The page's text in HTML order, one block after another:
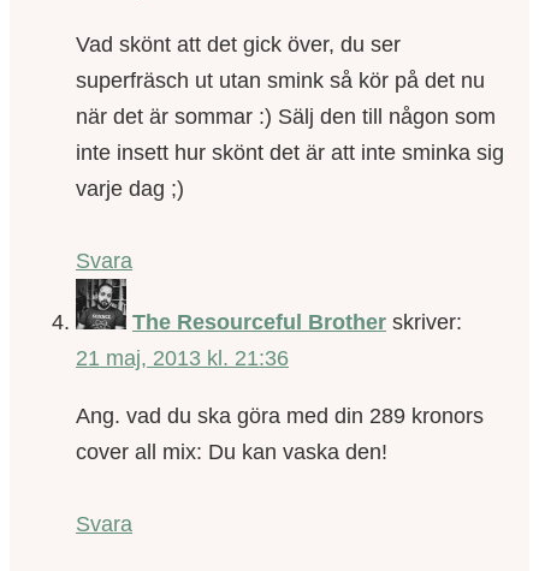
Vad skönt att det gick över, du ser
superfräsch ut utan smink så kör på det nu
när det är sommar :) Sälj den till någon som
inte insett hur skönt det är att inte sminka sig
varje dag ;)
Svara
The Resourceful Brother skriver:
21 maj, 2013 kl. 21:36
Ang. vad du ska göra med din 289 kronors
cover all mix: Du kan vaska den!
Svara